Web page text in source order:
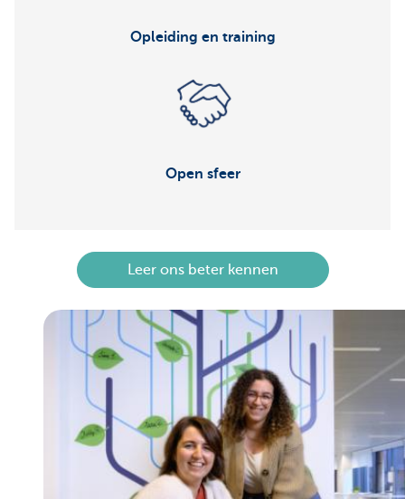
Opleiding en training
Open sfeer
Leer ons beter kennen